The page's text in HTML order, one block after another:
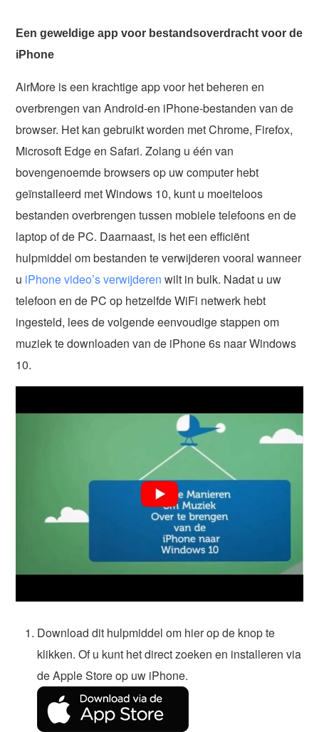
Een geweldige app voor bestandsoverdracht voor de
iPhone
AirMore is een krachtige app voor het beheren en
overbrengen van Android-en iPhone-bestanden van de
browser. Het kan gebruikt worden met Chrome, Firefox,
Microsoft Edge en Safari. Zolang u één van
bovengenoemde browsers op uw computer hebt
geïnstalleerd met Windows 10, kunt u moeiteloos
bestanden overbrengen tussen mobiele telefoons en de
laptop of de PC. Daarnaast, is het een efficiënt
hulpmiddel om bestanden te verwijderen vooral wanneer
u iPhone video’s verwijderen wilt in bulk. Nadat u uw
telefoon en de PC op hetzelfde WiFi netwerk hebt
ingesteld, lees de volgende eenvoudige stappen om
muziek te downloaden van de iPhone 6s naar Windows
10.
Download dit hulpmiddel om hier op de knop te
klikken. Of u kunt het direct zoeken en installeren via
de Apple Store op uw iPhone.